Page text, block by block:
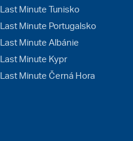
Last Minute Tunisko
Last Minute Portugalsko
Last Minute Albánie
Last Minute Kypr
Last Minute Černá Hora